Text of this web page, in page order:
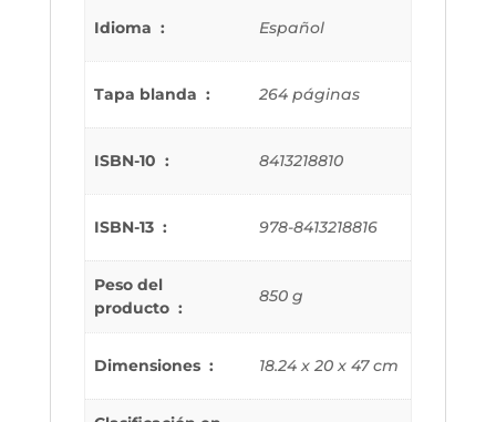
Idioma ‏ : ‎ Español
Tapa blanda ‏ : ‎ 264 páginas
ISBN-10 ‏ : ‎ 8413218810
ISBN-13 ‏ : ‎ 978-8413218816
Peso del
producto ‏ : ‎
850 g
Dimensiones ‏ : ‎ 18.24 x 20 x 47 cm